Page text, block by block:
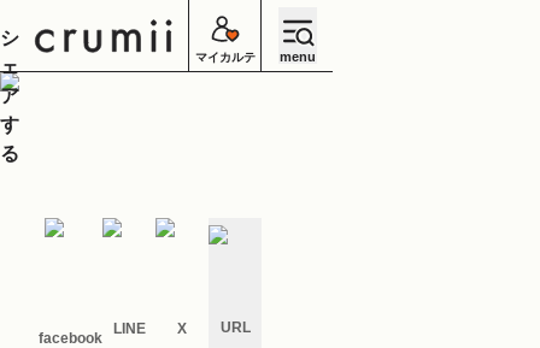
マイカルテ menu
シ
ェ
ア
す
る
facebook
LINE X URL